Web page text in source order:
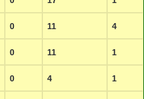
0 11 4
0 11 1
0 4 1